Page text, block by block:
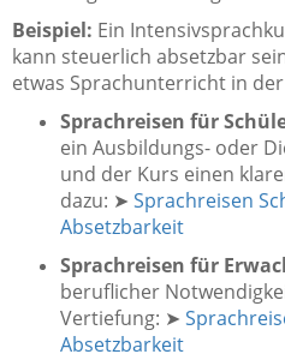
Beispiel: Ein
kann steuerlich absetzbar
etwas Sprachunterricht in
Sprachreisen für
ein Ausbildungs- oder
und der Kurs einen
dazu: ➤ Sprachreisen
Absetzbarkeit
Sprachreisen für
beruflicher
Vertiefung: ➤
Absetzbarkeit